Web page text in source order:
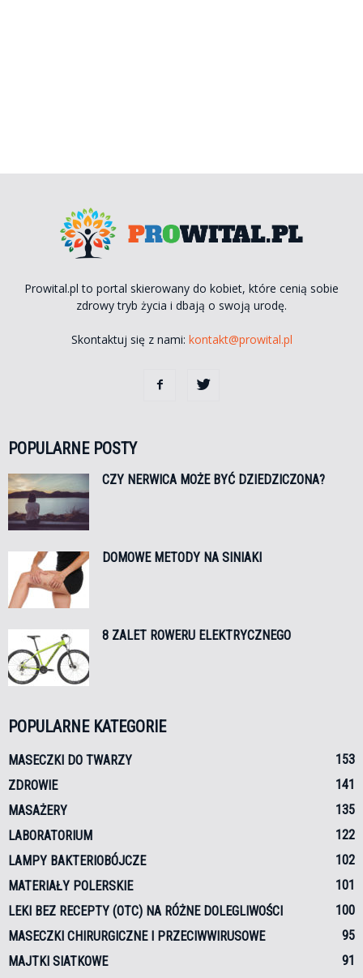
Prowital.pl to portal skierowany do kobiet, które cenią sobie
zdrowy tryb życia i dbają o swoją urodę.
Skontaktuj się z nami: kontakt@prowital.pl
POPULARNE POSTY
CZY NERWICA MOŻE BYĆ DZIEDZICZONA?
DOMOWE METODY NA SINIAKI
8 ZALET ROWERU ELEKTRYCZNEGO
POPULARNE KATEGORIE
MASECZKI DO TWARZY
153
ZDROWIE
141
MASAŻERY
135
LABORATORIUM
122
LAMPY BAKTERIOBÓJCZE
102
MATERIAŁY POLERSKIE
101
LEKI BEZ RECEPTY (OTC) NA RÓŻNE DOLEGLIWOŚCI
100
MASECZKI CHIRURGICZNE I PRZECIWWIRUSOWE
95
MAJTKI SIATKOWE
91